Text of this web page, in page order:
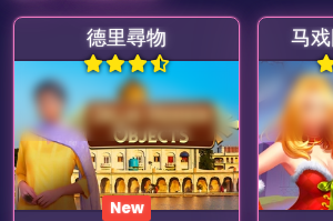
德里尋物
New
马